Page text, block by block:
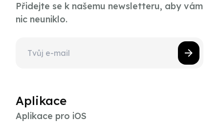
Přidejte se k našemu newsletteru, aby vám
nic neuniklo.
Aplikace
Aplikace pro iOS